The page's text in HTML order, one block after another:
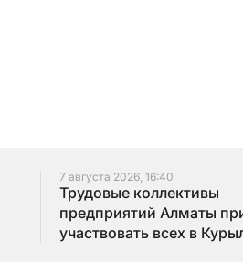
7 августа 2026, 16:40
Трудовые коллективы
предприятий Алматы
участвовать всех в